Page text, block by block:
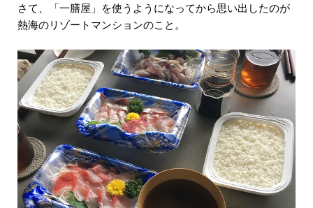
さて、「一膳屋」を使うようになってから思い出したのが
熱海のリゾートマンションのこと。